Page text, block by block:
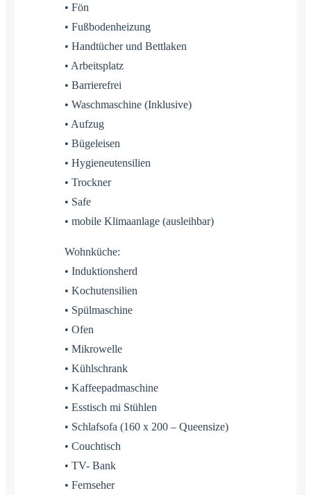
• Fön
• Fußbodenheizung
• Handtücher und Bettlaken
• Arbeitsplatz
• Barrierefrei
• Waschmaschine (Inklusive)
• Aufzug
• Bügeleisen
• Hygieneutensilien
• Trockner
• Safe
• mobile Klimaanlage (ausleihbar)
Wohnküche:
• Induktionsherd
• Kochutensilien
• Spülmaschine
• Ofen
• Mikrowelle
• Kühlschrank
• Kaffeepadmaschine
• Esstisch mi Stühlen
• Schlafsofa (160 x 200 – Queensize)
• Couchtisch
• TV- Bank
• Fernseher